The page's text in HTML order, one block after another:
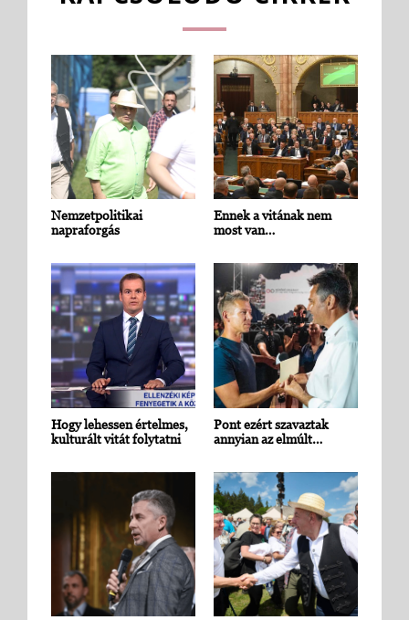
Nemzetpolitikai
napraforgás
Ennek a vitának nem
most van…
Hogy lehessen értelmes,
kulturált vitát folytatni
Pont ezért szavaztak
annyian az elmúlt…